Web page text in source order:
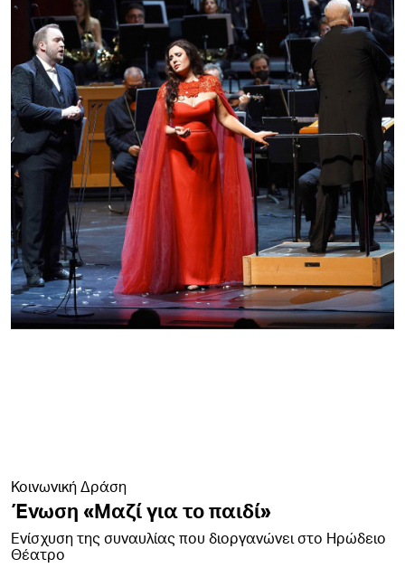
Κοινωνική Δράση
Ένωση «Μαζί για το παιδί»
Ενίσχυση της συναυλίας που διοργανώνει στο Ηρώδειο
Θέατρο